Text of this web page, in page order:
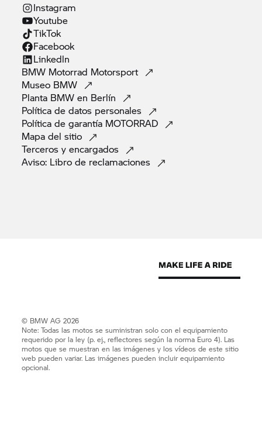
Instagram
Youtube
TikTok
Facebook
Linkedln
BMW Motorrad Motorsport
Museo BMW
Planta BMW en Berlín
Política de datos personales
Política de garantía MOTORRAD
Mapa delsitio
Terceros yencargados
Aviso: Libro de reclamaciones
© BMW AG 2026
Note: Todas las motos se suministran solo con el equipamiento
requerido por la ley (p. ej., reflectores según la norma Euro 4). Las
motos que se muestran en las imágenes y los vídeos de este sitio
web pueden variar. Las imágenes pueden incluir equipamiento
opcional.